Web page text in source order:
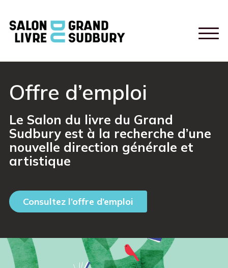
Offre d’emploi
Le Salon du livre du Grand
Sudbury est à la recherche d’une
nouvelle direction générale et
artistique
Consultez l’offre d’emploi